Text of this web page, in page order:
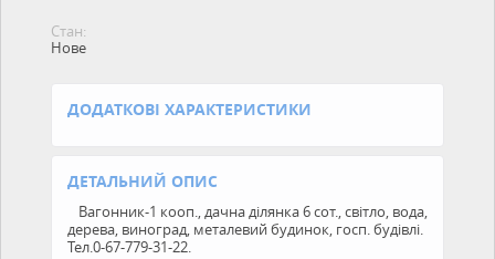
Стан:
Нове
ДОДАТКОВІ ХАРАКТЕРИСТИКИ
ДЕТАЛЬНИЙ ОПИС
Вагонник-1 кооп., дачна ділянка 6 сот., світло, вода,
дерева, виноград, металевий будинок, госп. будівлі.
Тел.0-67-779-31-22.